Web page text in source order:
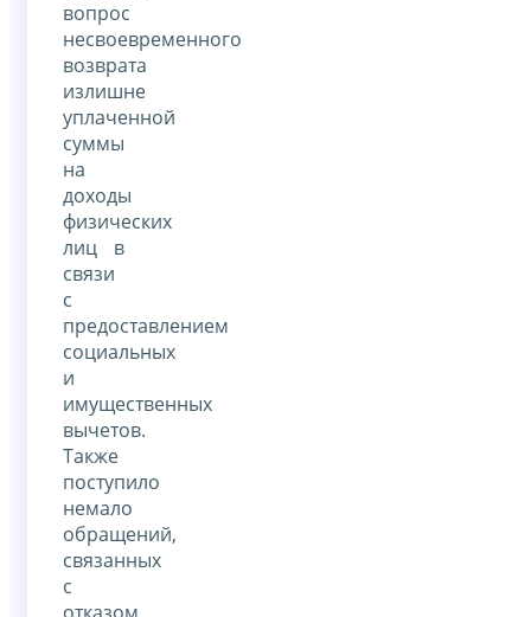
вопрос
несвоевременного
возврата
излишне
уплаченной
суммы
на
доходы
физических
лиц в
связи
с
предоставлением
социальных
и
имущественных
вычетов.
Также
поступило
немало
обращений,
связанных
с